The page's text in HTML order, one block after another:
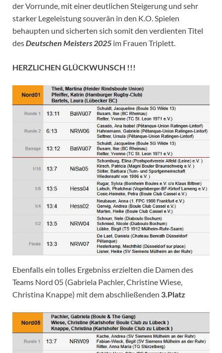
der Vorrunde, mit einer deutlichen Steigerung und sehr
starker Legeleistung souverän in den K.O. Spielen
behaupten und sicherten sich somit den verdienten Titel
desDeutschen Meisters 2025 im Frauen Triplett.
HERZLICHEN GLÜCKWUNSCH !!!
Ebenfalls ein tolles Ergebniss erzielten die Damen des
Teams Nord 05 (Gabriela Pachler, Christine Wiese,
Christina Knappe) mit dem abschließenden 3.Platz